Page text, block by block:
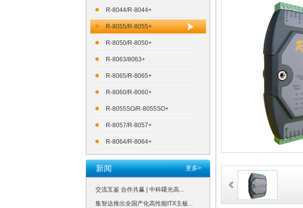
R-8044/R-8044+
R-8055/R-8055+
R-8050/R-8050+
R-8063/8063+
R-8065/R-8065+
R-8060/R-8060+
R-8055SO/R-8055SO+
R-8057/R-8057+
R-8064/R-8064+
更多>
新闻
交流互鉴 合作共赢 | 中科曙光高...
集智达推出全国产化高性能ITX主板...